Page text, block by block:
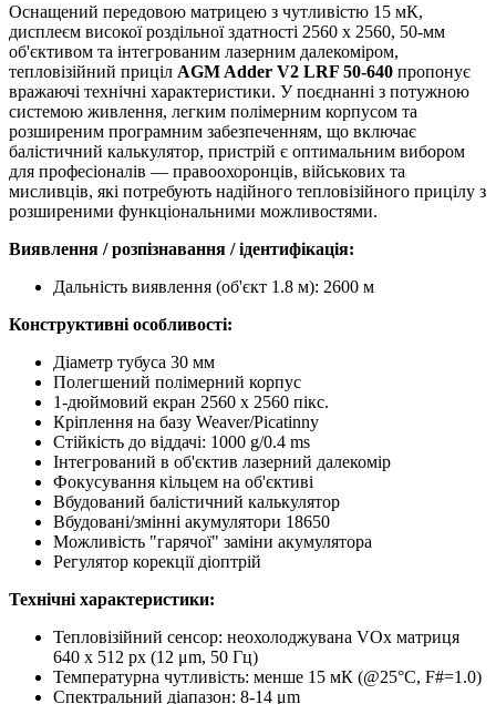
Оснащений передовою матрицею з чутливістю 15 мК,
дисплеєм високої роздільної здатності 2560 x 2560, 50-мм
об'єктивом та інтегрованим лазерним далекоміром,
тепловізійний приціл AGM Adder V2 LRF 50-640 пропонує
вражаючі технічні характеристики. У поєднанні з потужною
системою живлення, легким полімерним корпусом та
розширеним програмним забезпеченням, що включає
балістичний калькулятор, пристрій є оптимальним вибором
для професіоналів — правоохоронців, військових та
мисливців, які потребують надійного тепловізійного прицілу з
розширеними функціональними можливостями.
Виявлення / розпізнавання / ідентифікація:
Дальність виявлення (об'єкт 1.8 м): 2600 м
Конструктивні особливості:
Діаметр тубуса 30 мм
Полегшений полімерний корпус
1-дюймовий екран 2560 x 2560 пікс.
Кріплення на базу Weaver/Picatinny
Стійкість до віддачі: 1000 g/0.4 ms
Інтегрований в об'єктив лазерний далекомір
Фокусування кільцем на об'єктиві
Вбудований балістичний калькулятор
Вбудовані/змінні акумулятори 18650
Можливість "гарячої" заміни акумулятора
Регулятор корекції діоптрій
Технічні характеристики:
Тепловізійний сенсор: неохолоджувана VOx матриця
640 x 512 px (12 μm, 50 Гц)
Температурна чутливість: менше 15 мК (@25°C, F#=1.0)
Спектральний діапазон: 8-14 μm